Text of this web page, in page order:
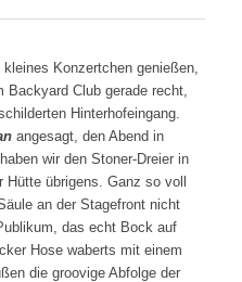
Konzertchen genießen,
Backyard Club gerade recht,
Hinterhofeingang.
angesagt, den Abend in
wir den Stoner-Dreier in
übrigens. Ganz so voll
an der Stagefront nicht
das echt Bock auf
Hose waberts mit einem
die groovige Abfolge der